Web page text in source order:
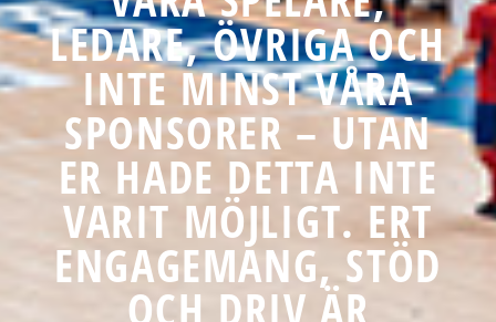
LEDARE, ÖVRIGA OCH
INTE MINST VÅRA
SPONSORER – UTAN
ER HADE DETTA INTE
VARIT MÖJLIGT. ERT
ENGAGEMANG, STÖD
OCH DRIV ÄR